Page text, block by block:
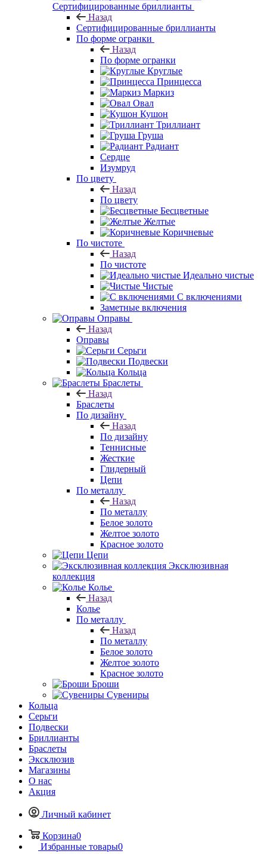
Сертифицированные бриллианты
Назад
Сертифицированные бриллианты
По форме огранки
Назад
По форме огранки
Круглые
Принцесса
Маркиз
Овал
Кушон
Триллиант
Груша
Радиант
Сердце
Изумруд
По цвету
Назад
По цвету
Бесцветные
Желтые
Коричневые
По чистоте
Назад
По чистоте
Идеально чистые
Чистые
С включениями
Заметные включения
Оправы
Назад
Оправы
Серьги
Подвески
Кольца
Браслеты
Назад
Браслеты
По дизайну
Назад
По дизайну
Теннисные
Жесткие
Глидерный
Цепи
По металлу
Назад
По металлу
Белое золото
Желтое золото
Красное золото
Цепи
Эксклюзивная
коллекция
Колье
Назад
Колье
По металлу
Назад
По металлу
Белое золото
Желтое золото
Красное золото
Броши
Сувениры
Кольца
Серьги
Подвески
Бриллианты
Браслеты
Эксклюзив
Магазины
О нас
Акция
Личный кабинет
Корзина0
Избранные товары0